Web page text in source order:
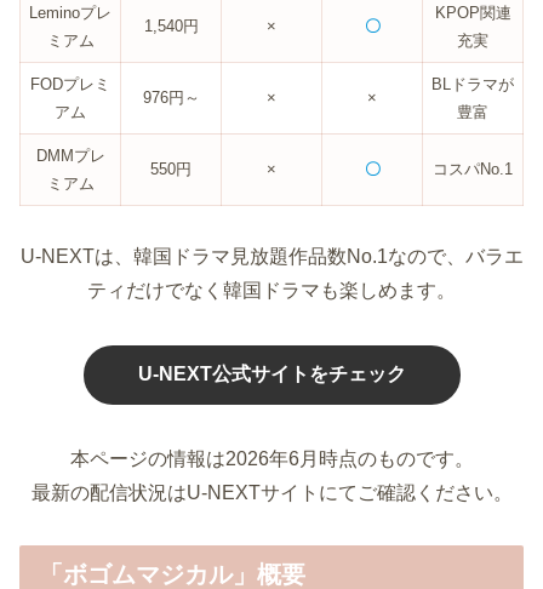
Leminoプレ
ミアム
1,540円 × 〇
KPOP関連
充実
FODプレミ
アム
976円～ × ×
BLドラマが
豊富
DMMプレ
ミアム
550円 × 〇 コスパNo.1
U-NEXTは、韓国ドラマ見放題作品数No.1なので、バラエ
ティだけでなく韓国ドラマも楽しめます。
U-NEXT公式サイトをチェック
本ページの情報は2026年6月時点のものです。
最新の配信状況はU-NEXTサイトにてご確認ください。
「ボゴムマジカル」概要